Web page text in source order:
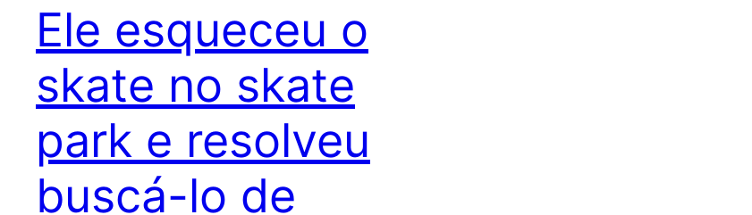
Ele esqueceu o
skate no skate
park e resolveu
buscá-lo de